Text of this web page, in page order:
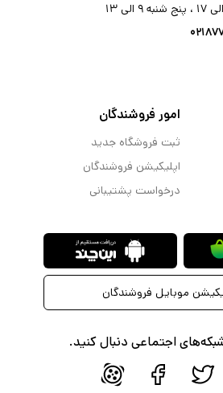
امور فروشندگان
ثبت فروشگاه جدید
اپلیکیشن فروشندگان
درخواست پشتیبانی
موبایل فروشندگان
اجتماعی دنبال کنید.